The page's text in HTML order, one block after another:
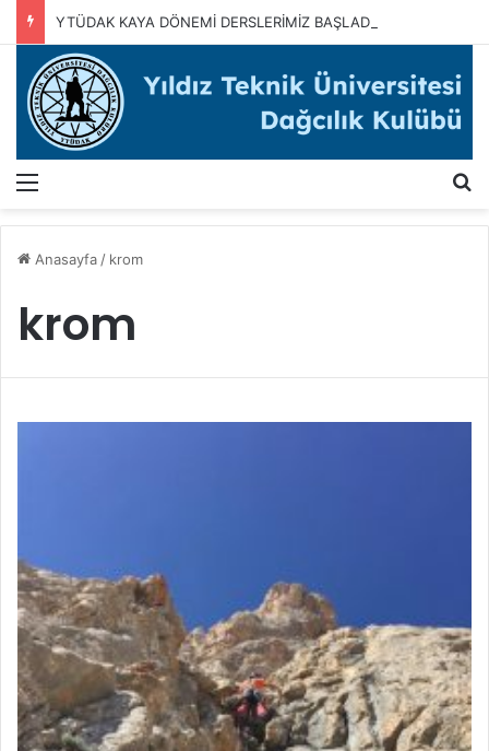
YTÜDAK KAYA DÖNEMİ DERSLERİMİZ BAŞLADI
Anasayfa / krom
krom